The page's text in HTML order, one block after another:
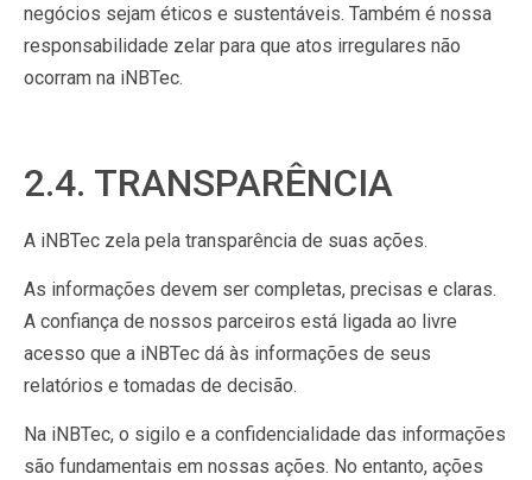
negócios sejam éticos e sustentáveis. Também é nossa
responsabilidade zelar para que atos irregulares não
ocorram na iNBTec.
2.4. TRANSPARÊNCIA
A iNBTec zela pela transparência de suas ações.
As informações devem ser completas, precisas e claras.
A confiança de nossos parceiros está ligada ao livre
acesso que a iNBTec dá às informações de seus
relatórios e tomadas de decisão.
Na iNBTec, o sigilo e a confidencialidade das informações
são fundamentais em nossas ações. No entanto, ações